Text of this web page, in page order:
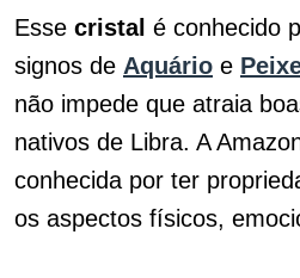
Esse cristal é conhecido
signos de Aquário e
não impede que atraia
nativos de Libra. A
conhecida por ter
os aspectos físicos,